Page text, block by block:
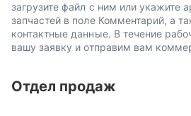
загрузите файл с ним или укажите
запчастей в поле Комментарий, а
контактные данные. В течение
вашу заявку и отправим вам
Отдел продаж